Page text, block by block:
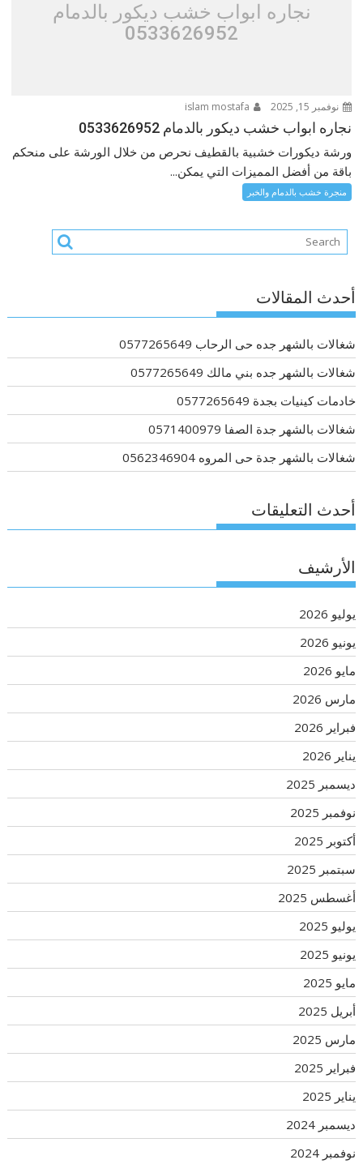
نجاره ابواب خشب ديكور بالدمام
0533626952
نوفمبر 15, 2025
نجاره ابواب خشب ديكور بالدمام 0533626952
ورشة ديكورات خشبية بالقطيف نحرص من خلال الورشة على منحكم
باقة من أفضل المميزات التي يمكن...
منجرة خشب بالدمام والخبر
أحدث المقالات
شغالات بالشهر جده حى الرحاب 0577265649
شغالات بالشهر جده بني مالك 0577265649
خادمات كينيات بجدة 0577265649
شغالات بالشهر جدة الصفا 0571400979
شغالات بالشهر جدة حى المروه 0562346904
أحدث التعليقات
الأرشيف
يوليو 2026
يونيو 2026
مايو 2026
مارس 2026
فبراير 2026
يناير 2026
ديسمبر 2025
نوفمبر 2025
أكتوبر 2025
سبتمبر 2025
أغسطس 2025
يوليو 2025
يونيو 2025
مايو 2025
أبريل 2025
مارس 2025
فبراير 2025
يناير 2025
ديسمبر 2024
نوفمبر 2024